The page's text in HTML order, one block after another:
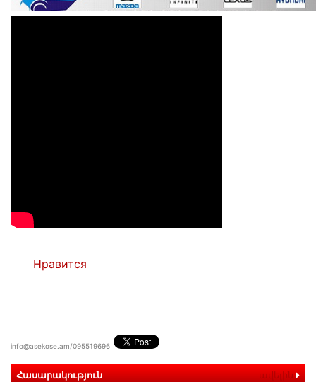
Нравится
info@asekose.am/095519696
Հասարակություն ավելին